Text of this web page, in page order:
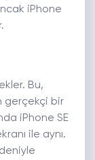
iPhone
Bu,
gerçekçi bir
iPhone SE
ile aynı.